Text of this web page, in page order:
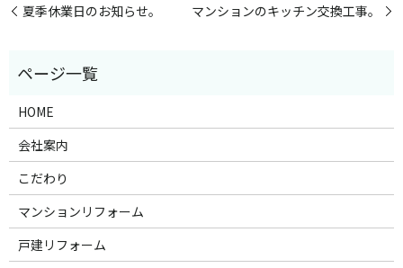
夏季休業日のお知らせ。 マンションのキッチン交換工事。
HOME
会社案内
こだわり
マンションリフォーム
戸建リフォーム